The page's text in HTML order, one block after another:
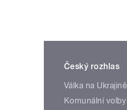
Český rozhlas
Válka na Ukrajině
Komunální volby